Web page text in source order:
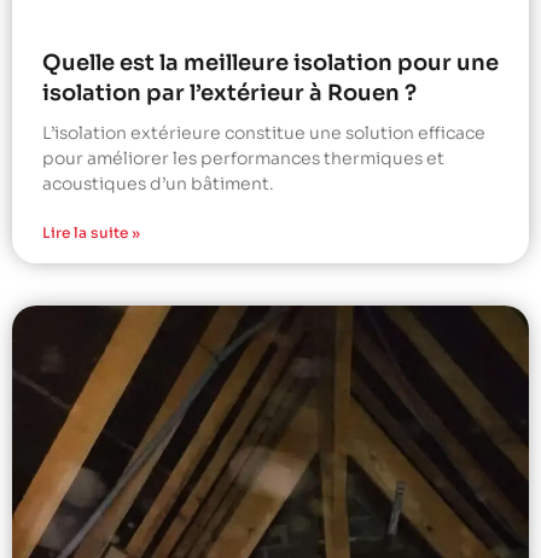
Quelle est la meilleure isolation pour une
isolation par l’extérieur à Rouen ?
L’isolation extérieure constitue une solution efficace
pour améliorer les performances thermiques et
acoustiques d’un bâtiment.
Lire la suite »